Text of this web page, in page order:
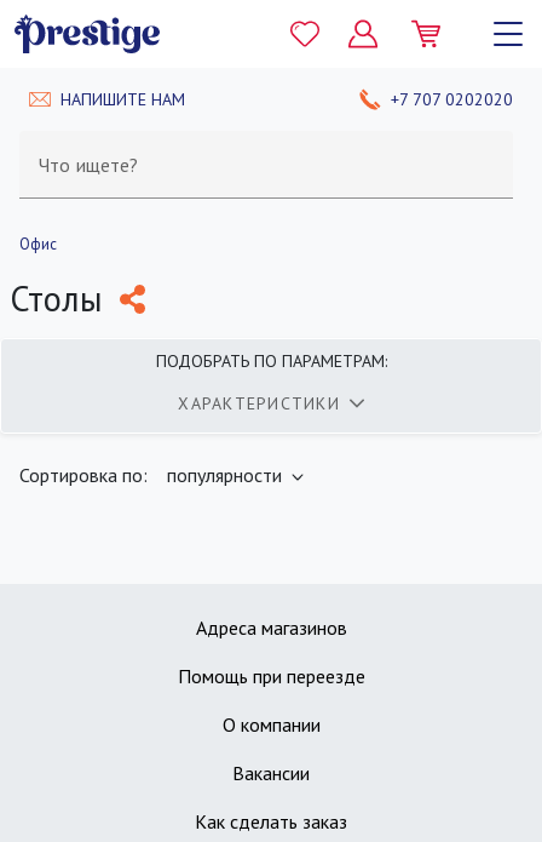
НАПИШИТЕ НАМ +7 707 0202020
Что ищете?
Офис
Столы
ПОДОБРАТЬ ПО ПАРАМЕТРАМ:
ХАРАКТЕРИСТИКИ
Сортировка по: популярности
Адреса магазинов
Помощь при переезде
О компании
Вакансии
Как сделать заказ